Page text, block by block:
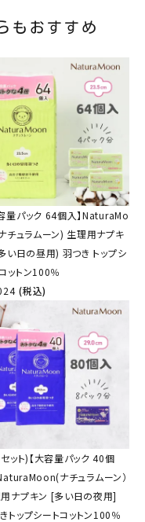
もおすすめ
量パック 64個入】NaturaMo
チュラムーン) 生理用ナプキ
い日の昼用) 羽つき トップシ
ットン100％
(税込)
ット)【大容量パック 40個
ナチュラムーン）
ナプキン [多い日の夜用]
トップシートコットン100％